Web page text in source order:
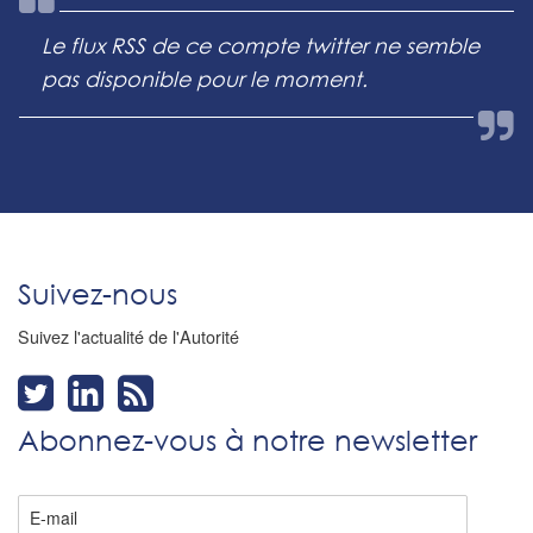
Le flux RSS de ce compte twitter ne semble
pas disponible pour le moment.
Suivez-nous
Suivez l'actualité de l'Autorité
Abonnez-vous à notre newsletter